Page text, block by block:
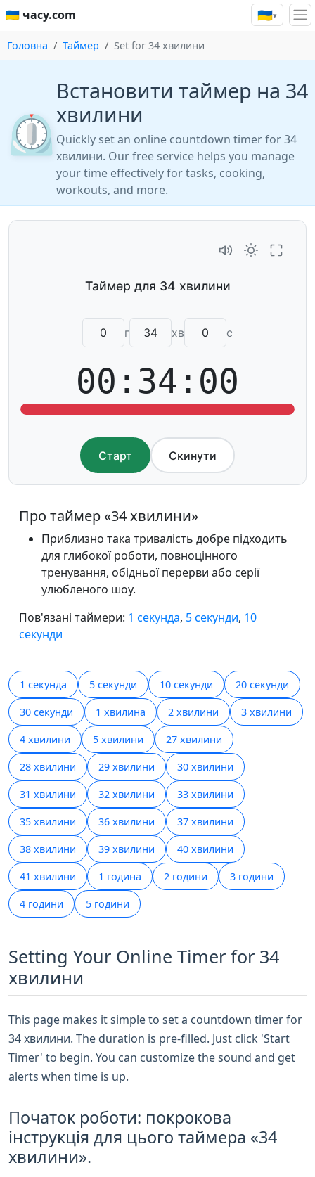
🇺🇦 часу.com 🇺🇦▾
Головна Таймер Set for 34 хвилини
⏲️
Встановити таймер на 34
хвилини
Quickly set an online countdown timer for 34
хвилини. Our free service helps you manage
your time effectively for tasks, cooking,
workouts, and more.
г хв с
00:34:00
Старт Скинути
Про таймер «34 хвилини»
Приблизно така тривалість добре підходить
для глибокої роботи, повноцінного
тренування, обідньої перерви або серії
улюбленого шоу.
Пов'язані таймери: 1 секунда, 5 секунди, 10
секунди
1 секунда 5 секунди 10 секунди 20 секунди
30 секунди 1 хвилина 2 хвилини 3 хвилини
4 хвилини 5 хвилини 27 хвилини
28 хвилини 29 хвилини 30 хвилини
31 хвилини 32 хвилини 33 хвилини
35 хвилини 36 хвилини 37 хвилини
38 хвилини 39 хвилини 40 хвилини
41 хвилини 1 година 2 години 3 години
4 години 5 години
Setting Your Online Timer for 34
хвилини
This page makes it simple to set a countdown timer for
34 хвилини. The duration is pre-filled. Just click 'Start
Timer' to begin. You can customize the sound and get
alerts when time is up.
Початок роботи: покрокова
інструкція для цього таймера «34
хвилини».